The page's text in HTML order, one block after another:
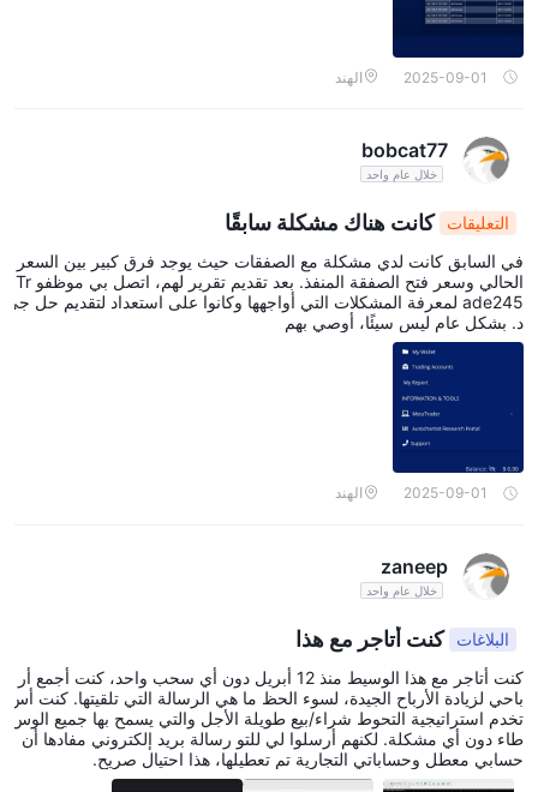
2025-09-01 الهند
bobcat77
خلال عام واحد
التعليقات كانت هناك مشكلة سابقًا
في السابق كانت لدي مشكلة مع الصفقات حيث يوجد فرق كبير بين السعر
الحالي وسعر فتح الصفقة المنفذ. بعد تقديم تقرير لهم، اتصل بي موظفو Tr
ade245 لمعرفة المشكلات التي أواجهها وكانوا على استعداد لتقديم حل جي
د. بشكل عام ليس سيئًا، أوصي بهم
2025-09-01 الهند
zaneep
خلال عام واحد
البلاغات كنت أتاجر مع هذا
كنت أتاجر مع هذا الوسيط منذ 12 أبريل دون أي سحب واحد، كنت أجمع أر
باحي لزيادة الأرباح الجيدة، لسوء الحظ ما هي الرسالة التي تلقيتها. كنت أس
تخدم استراتيجية التحوط شراء/بيع طويلة الأجل والتي يسمح بها جميع الوس
طاء دون أي مشكلة. لكنهم أرسلوا لي للتو رسالة بريد إلكتروني مفادها أن
حسابي معطل وحساباتي التجارية تم تعطيلها، هذا احتيال صريح.